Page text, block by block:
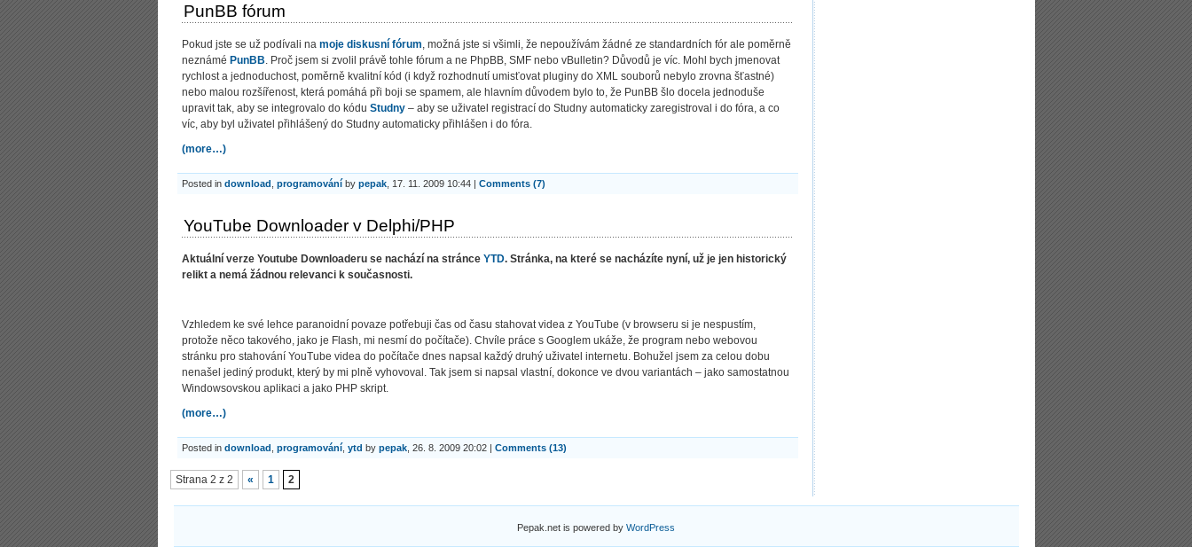
PunBB fórum
Pokud jste se už podívali na moje diskusní fórum , možná jste si všimli, že nepoužívám žádné ze standardních fór ale poměrně
neznámé PunBB . Proč jsem si zvolil právě tohle fórum a ne PhpBB, SMF nebo vBulletin? Důvodů je víc. Mohl bych jmenovat
rychlost a jednoduchost, poměrně kvalitní kód (i když rozhodnutí umisťovat pluginy do XML souborů nebylo zrovna šťastné)
nebo malou rozšířenost, která pomáhá při boji se spamem, ale hlavním důvodem bylo to, že PunBB šlo docela jednoduše
upravit tak, aby se integrovalo do kódu Studny– aby se uživatel registrací do Studny automaticky zaregistroval i do fóra, a co
víc, aby byl uživatel přihlášený do Studny automaticky přihlášen i do fóra.
(more…)
Posted in download programováníby pepak, 17. 11. 2009 10:44 | Comments (7)
YouTube Downloader v Delphi/PHP
Aktuální verze Youtube Downloaderu se nachází na stránce YTD. Stránka, na které se nacházíte nyní, už je jen historický
relikt a nemá žádnou relevanci k současnosti.
Vzhledem ke své lehce paranoidní povaze potřebuji čas od času stahovat videa z YouTube (v browseru si je nespustím,
protože něco takového, jako je Flash, mi nesmí do počítače). Chvíle práce s Googlem ukáže, že program nebo webovou
stránku pro stahování YouTube videa do počítače dnes napsal každý druhý uživatel internetu. Bohužel jsem za celou dobu
nenašel jediný produkt, který by mi plně vyhovoval. Tak jsem si napsal vlastní, dokonce ve dvou variantách – jako samostatnou
Windowsovskou aplikaci a jako PHP skript.
(more…)
Posted in download programování, ytd by pepak, 26. 8. 2009 20:02 | Comments (13)
Strana 2 z 2 « 1 2
Pepak.net is powered by WordPress